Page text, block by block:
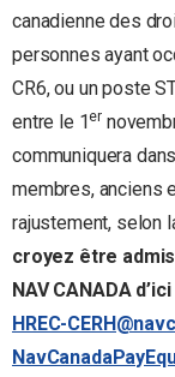
canadienne des
personnes ayant
CR6, ou un poste
entre le 1er
communiquera
membres, anciens
rajustement, selon
croyez être
NAV CANADA
HREC-